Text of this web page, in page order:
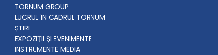
TORNUM GROUP
LUCRUL ÎN CADRUL TORNUM
ȘTIRI
EXPOZIȚII ȘI EVENIMENTE
INSTRUMENTE MEDIA